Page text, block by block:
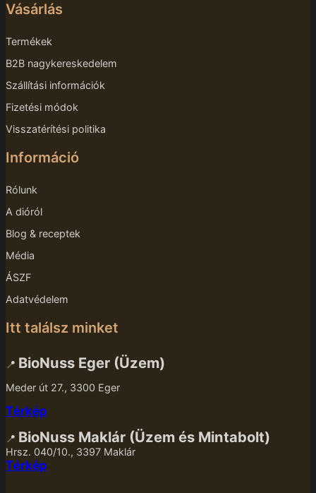
Vásárlás
Termékek
B2B nagykereskedelem
Szállítási információk
Fizetési módok
Visszatérítési politika
Információ
Rólunk
A dióról
Blog & receptek
Média
ÁSZF
Adatvédelem
Itt találsz minket
📍 BioNuss Eger (Üzem)
Meder út 27., 3300 Eger
Térkép
📍 BioNuss Maklár (Üzem és Mintabolt)
Hrsz. 040/10., 3397 Maklár
Térkép